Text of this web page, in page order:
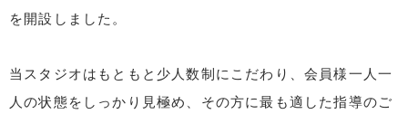
を開設しました。
当スタジオはもともと少人数制にこだわり、会員様一人一
人の状態をしっかり見極め、その方に最も適した指導のご